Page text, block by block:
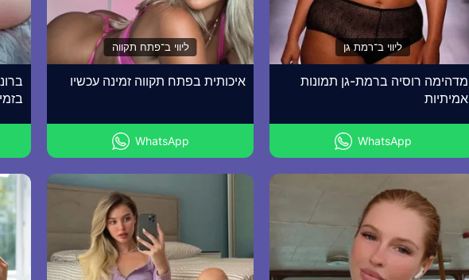
ליווי ב־רמת גן
מדהימה רוסיה ברמת-גן תמונות
אמיתיות
WhatsApp
ליווי ב־פתח תקווה
איכותית בפתח תקווה זמינה עכשיו
WhatsApp